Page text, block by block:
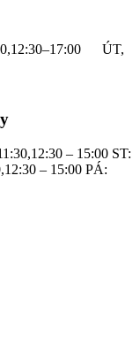
ÚT,
– 15:00 ST:
– 15:00 PÁ: